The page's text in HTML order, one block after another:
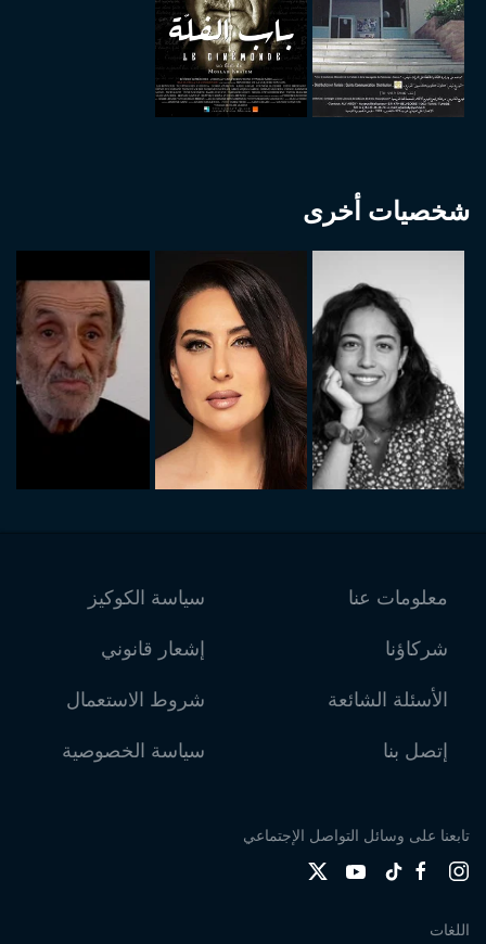
شخصيات أخرى
معلومات عنا
شركاؤنا
الأسئلة الشائعة
إتصل بنا
سياسة الكوكيز
إشعار قانوني
شروط الاستعمال
سياسة الخصوصية
تابعنا على وسائل التواصل الإجتماعي
اللغات